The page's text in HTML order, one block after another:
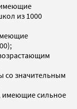
из 1000
со значительным
имеющие сильное